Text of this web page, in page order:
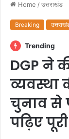
Home /उत्तराखंड
Breaking
Trending
DGP ने
व्यवस्था
चुनाव से
पढ़िए